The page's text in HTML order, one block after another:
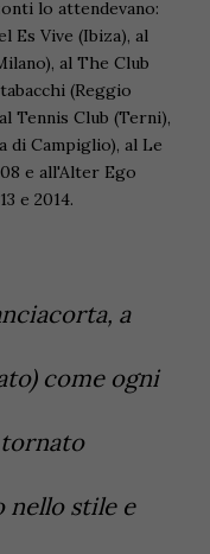
lo attendevano:
Es Vive (Ibiza), al
al The Club
(Reggio
Tennis Club (Terni),
di Campiglio), al Le
e all'Alter Ego
e 2014.
a
come ogni
tornato
nello stile e